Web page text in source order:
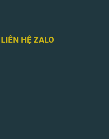
HỆ ZALO